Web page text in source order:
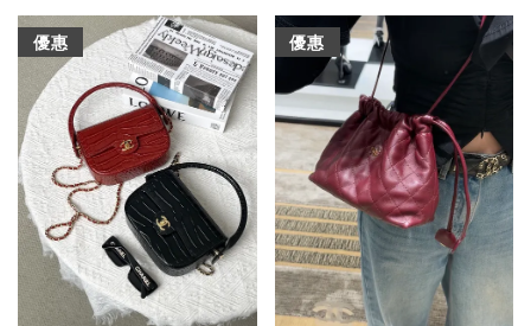
優惠 優惠